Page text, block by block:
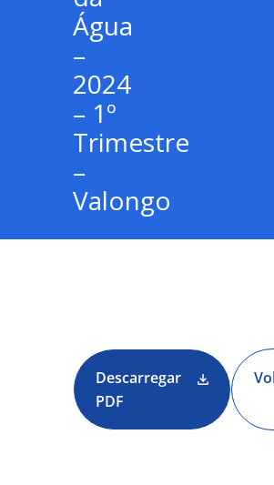
Água
–
2024
– 1º
Trimestre
–
Valongo
Descarregar
PDF